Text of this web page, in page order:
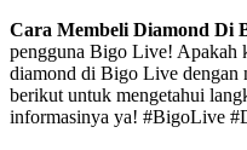
Cara Membeli Diamond Di
pengguna Bigo Live! Apakah
diamond di Bigo Live dengan
berikut untuk mengetahui
informasinya ya! #BigoLive